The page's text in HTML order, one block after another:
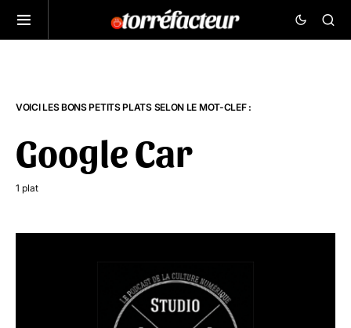
VOICI LES BONS PETITS PLATS SELON LE MOT-CLEF :
Google Car
1 plat